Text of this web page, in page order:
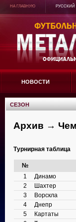
НА ГЛАВНУЮ РУССКИЙ
НОВОСТИ
СЕЗОН
Архив →
Турнирная таблица
№
1
Динамо
2
Шахтер
3
Ворскла
4
Днепр
5
Картаты